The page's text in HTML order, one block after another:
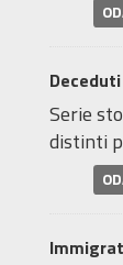
Serie
distinti